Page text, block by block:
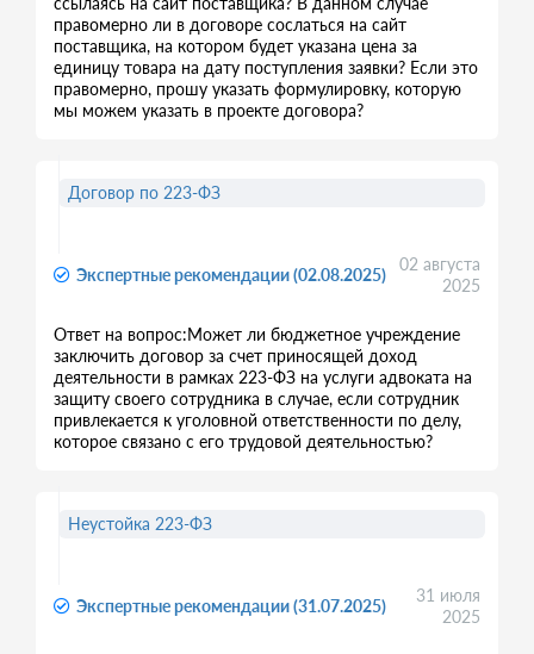
правомерно ли в договоре сослаться на сайт
поставщика, на котором будет указана цена за
единицу товара на дату поступления заявки? Если это
правомерно, прошу указать формулировку, которую
мы можем указать в проекте договора?
Экспертные рекомендации (02.08.2025)
02 августа
2025
Ответ на вопрос:Может ли бюджетное учреждение
заключить договор за счет приносящей доход
деятельности в рамках 223-ФЗ на услуги адвоката на
защиту своего сотрудника в случае, если сотрудник
привлекается к уголовной ответственности по делу,
которое связано с его трудовой деятельностью?
Договор по 223-ФЗ
Экспертные рекомендации (31.07.2025)
31 июля
2025
Неустойка 223-ФЗ